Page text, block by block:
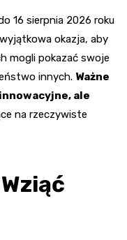
16 sierpnia 2026 roku
okazja, aby
mogli pokazać swoje
innych. Ważne
ale
na rzeczywiste